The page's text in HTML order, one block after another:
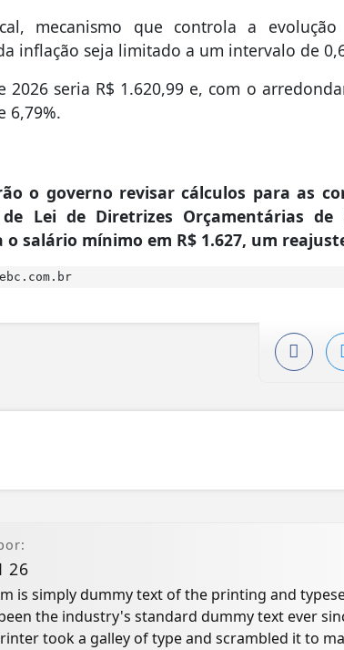
mecanismo que controla a evolução
inflação seja limitado a um intervalo de
seria R$ 1.620,99 e, com o
6,79%.
o governo revisar cálculos para as
Lei de Diretrizes Orçamentárias de
salário mínimo em R$ 1.627, um
26
is simply dummy text of the printing and
the industry's standard dummy text ever
took a galley of type and scrambled it to